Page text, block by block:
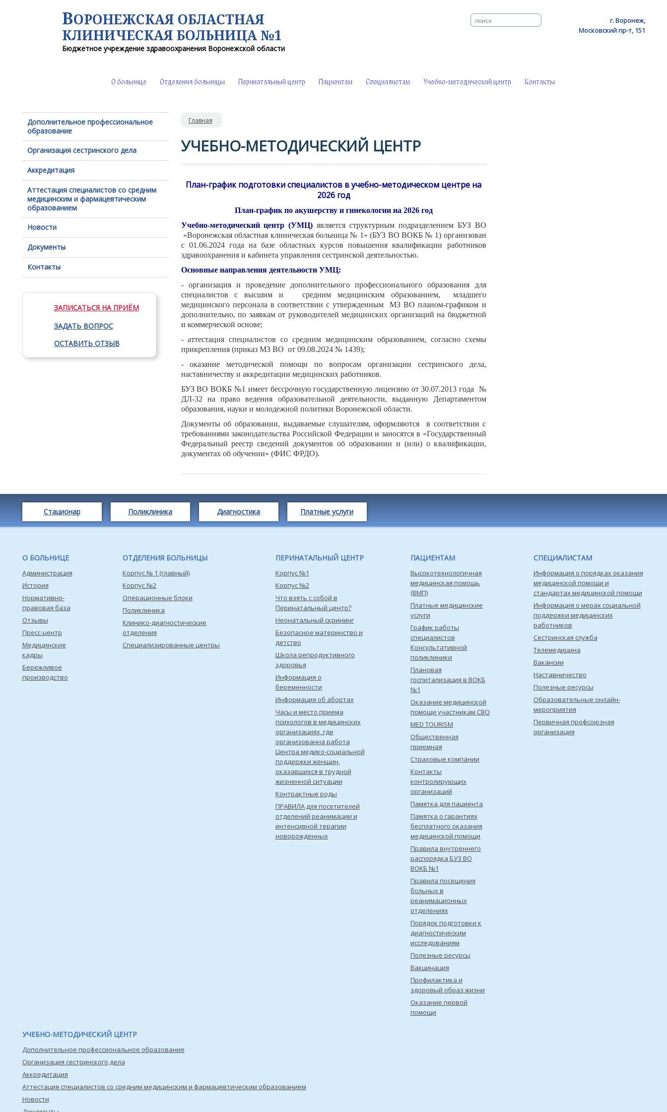
ВОРОНЕЖСКАЯ ОБЛАСТНАЯ
КЛИНИЧЕСКАЯ БОЛЬНИЦА №1
Бюджетное учреждение здравоохранения Воронежской области
г. Воронеж,
Московский пр-т, 151
О больнице Отделения больницы Перинатальный центр Пациентам Специалистам Учебно-методический центр Контакты
Дополнительное профессиональное
образование
Организация сестринского дела
Аккредитация
Аттестация специалистов со средним
медицинским и фармацевтическим
образованием
Новости
Документы
Контакты
ЗАПИСАТЬСЯ НА ПРИЁМ
ЗАДАТЬ ВОПРОС
ОСТАВИТЬ ОТЗЫВ
Главная
УЧЕБНО-МЕТОДИЧЕСКИЙ ЦЕНТР
План-график подготовки специалистов в учебно-методическом центре на
2026 год
План-график по акушерству и гинекологии на 2026 год
Учебно-методический центр (УМЦ) является структурным подразделением БУЗ ВО
«Воронежская областная клиническая больница № 1» (БУЗ ВО ВОКБ № 1) организован
с 01.06.2024 года на базе областных курсов повышения квалификации работников
здравоохранения и кабинета управления сестринской деятельностью.
Основные направления деятельности УМЦ:
- организация и проведение дополнительного профессионального образования для
специалистов с высшим и средним медицинским образованием, младшего
медицинского персонала в соответствии с утвержденным МЗ ВО планом-графиком и
дополнительно, по заявкам от руководителей медицинских организаций на бюджетной
и коммерческой основе;
- аттестация специалистов со средним медицинским образованием, согласно схемы
прикрепления (приказ МЗ ВО от 09.08.2024 № 1439);
- оказание методической помощи по вопросам организации сестринского дела,
наставничеству и аккредитации медицинских работников.
БУЗ ВО ВОКБ №1 имеет бессрочную государственную лицензию от 30.07.2013 года №
ДЛ-32 на право ведения образовательной деятельности, выданную Департаментом
образования, науки и молодежной политики Воронежской области.
Документы об образовании, выдаваемые слушателям, оформляются в соответствии с
требованиями законодательства Российской Федерации и заносятся в «Государственный
Федеральный реестр сведений документов об образовании и (или) о квалификации,
документах об обучении» (ФИС ФРДО).
Стационар Поликлиника Диагностика Платные услуги
О БОЛЬНИЦЕ
Администрация
История
Нормативно-
правовая база
Отзывы
Пресс-центр
Медицинские
кадры
Бережливое
производство
ОТДЕЛЕНИЯ БОЛЬНИЦЫ
Корпус № 1 (главный)
Корпус №2
Операционные блоки
Поликлиника
Клинико-диагностические
отделения
Специализированные центры
ПЕРИНАТАЛЬНЫЙ ЦЕНТР
Корпус №1
Корпус №2
Что взять с собой в
Перинатальный центр?
Неонатальный скрининг
Безопасное материнство и
детство
Школа репродуктивного
здоровья
Информация о
беременности
Информация об абортах
Часы и место приема
психологов в медицинских
организациях, где
организованна работа
Центра медико-социальной
поддержки женщин,
оказавшихся в трудной
жизненной ситуации
Контрактные роды
ПРАВИЛА для посетителей
отделений реанимации и
интенсивной терапии
новорожденных
ПАЦИЕНТАМ
Высокотехнологичная
медицинская помощь
(ВМП)
Платные медицинские
услуги
График работы
специалистов
Консультативной
поликлиники
Плановая
госпитализация в ВОКБ
№1
Оказание медицинской
помощи участникам СВО
MED TOURISM
Общественная
приемная
Страховые компании
Контакты
контролирующих
организаций
Памятка для пациента
Памятка о гарантиях
бесплатного оказания
медицинской помощи
Правила внутреннего
распорядка БУЗ ВО
ВОКБ №1
Правила посещения
больных в
реанимационных
отделениях
Порядок подготовки к
диагностическим
исследованиям
Полезные ресурсы
Вакцинация
Профилактика и
здоровый образ жизни
Оказание первой
помощи
СПЕЦИАЛИСТАМ
Информация о порядках оказания
медицинской помощи и
стандартах медицинской помощи
Информация о мерах социальной
поддержки медицинских
работников
Сестринская служба
Телемедицина
Вакансии
Наставничество
Полезные ресурсы
Образовательные онлайн-
мероприятия
Первичная профсоюзная
организация
УЧЕБНО-МЕТОДИЧЕСКИЙ ЦЕНТР
Дополнительное профессиональное образование
Организация сестринского дела
Аккредитация
Аттестация специалистов со средним медицинским и фармацевтическим образованием
Новости